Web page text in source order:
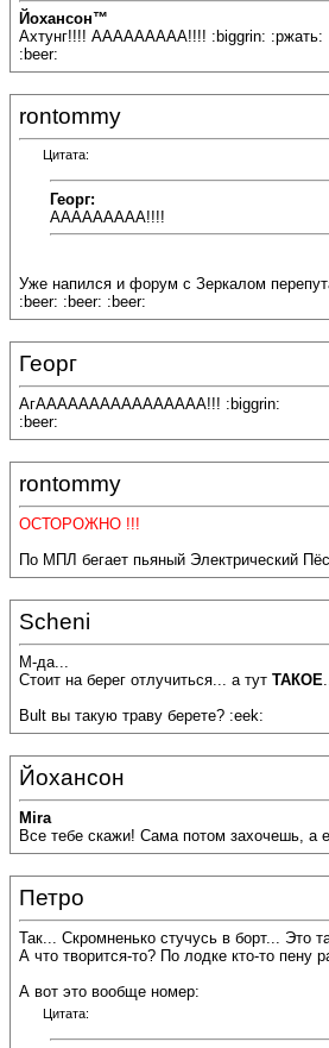
Йохансон™
Ахтунг!!!! ААААААААА!!!! :biggrin: :ржать:
:beer:
rontommy
Цитата:
Георг:
ААААААААА!!!!
Уже напился и форум с Зеркалом
:beer: :beer: :beer:
Георг
АгАААААААААААААААА!!! :biggrin:
:beer:
rontommy
ОСТОРОЖНО !!!
По МПЛ бегает пьяный Электрический
Scheni
М-да...
Стоит на берег отлучиться... а тут ТАКОЕ
Bult вы такую траву берете? :eek:
Йохансон
Mira
Все тебе скажи! Сама потом захочешь, а
Петро
Так... Скромненько стучусь в борт... Это
А что творится-то? По лодке кто-то
А вот это вообще номер:
Цитата: